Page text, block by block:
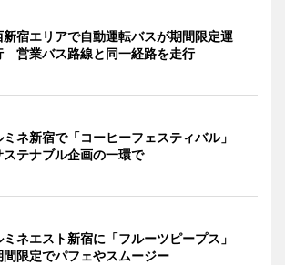
新宿エリアで自動運転バスが期間限定運
営業バス路線と同一経路を走行
ミネ新宿で「コーヒーフェスティバル」
ステナブル企画の一環で
ミネエスト新宿に「フルーツピープス」
間限定でパフェやスムージー